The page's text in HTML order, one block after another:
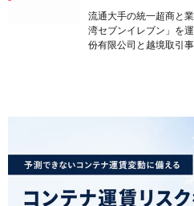
流通大手の統一超商と
湾セブンイレブン」を
份有限公司と越境取引